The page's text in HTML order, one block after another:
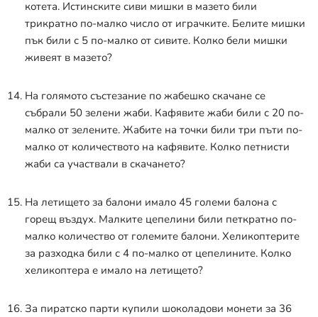
котета. Истинските сиви мишки в мазето били
трикратно по-малко число от играчките. Белите мишки
пък били с 5 по-малко от сивите. Колко бели мишки
живеят в мазето?
На голямото състезание по жабешко скачане се
събрали 50 зелени жаби. Кафявите жаби били с 20 по-
малко от зелените. Жабите на точки били три пъти по-
малко от количеството на кафявите. Колко петнисти
жаби са участвали в скачането?
На летището за балони имало 45 големи балона с
горещ въздух. Малките цепелини били петкратно по-
малко количество от големите балони. Хеликоптерите
за разходка били с 4 по-малко от цепелините. Колко
хеликоптера е имало на летището?
За пиратско парти купили шоколадови монети за 36